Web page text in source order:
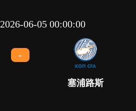
2026-06-05 00:00:00
-
塞浦路斯